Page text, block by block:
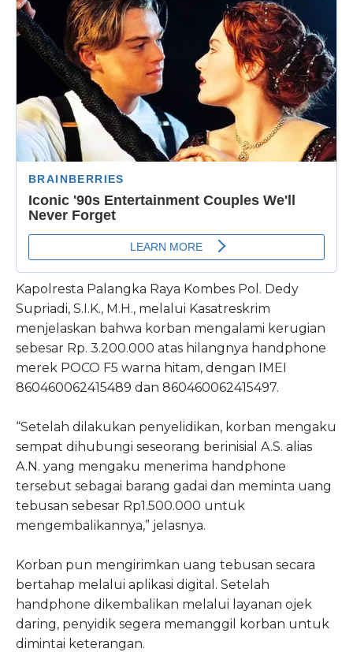
Kapolresta Palangka Raya Kombes Pol. Dedy
Supriadi, S.I.K., M.H., melalui Kasatreskrim
menjelaskan bahwa korban mengalami kerugian
sebesar Rp. 3.200.000 atas hilangnya handphone
merek POCO F5 warna hitam, dengan IMEI
860460062415489 dan 860460062415497.
“Setelah dilakukan penyelidikan, korban mengaku
sempat dihubungi seseorang berinisial A.S. alias
A.N. yang mengaku menerima handphone
tersebut sebagai barang gadai dan meminta uang
tebusan sebesar Rp1.500.000 untuk
mengembalikannya,” jelasnya.
Korban pun mengirimkan uang tebusan secara
bertahap melalui aplikasi digital. Setelah
handphone dikembalikan melalui layanan ojek
daring, penyidik segera memanggil korban untuk
dimintai keterangan.